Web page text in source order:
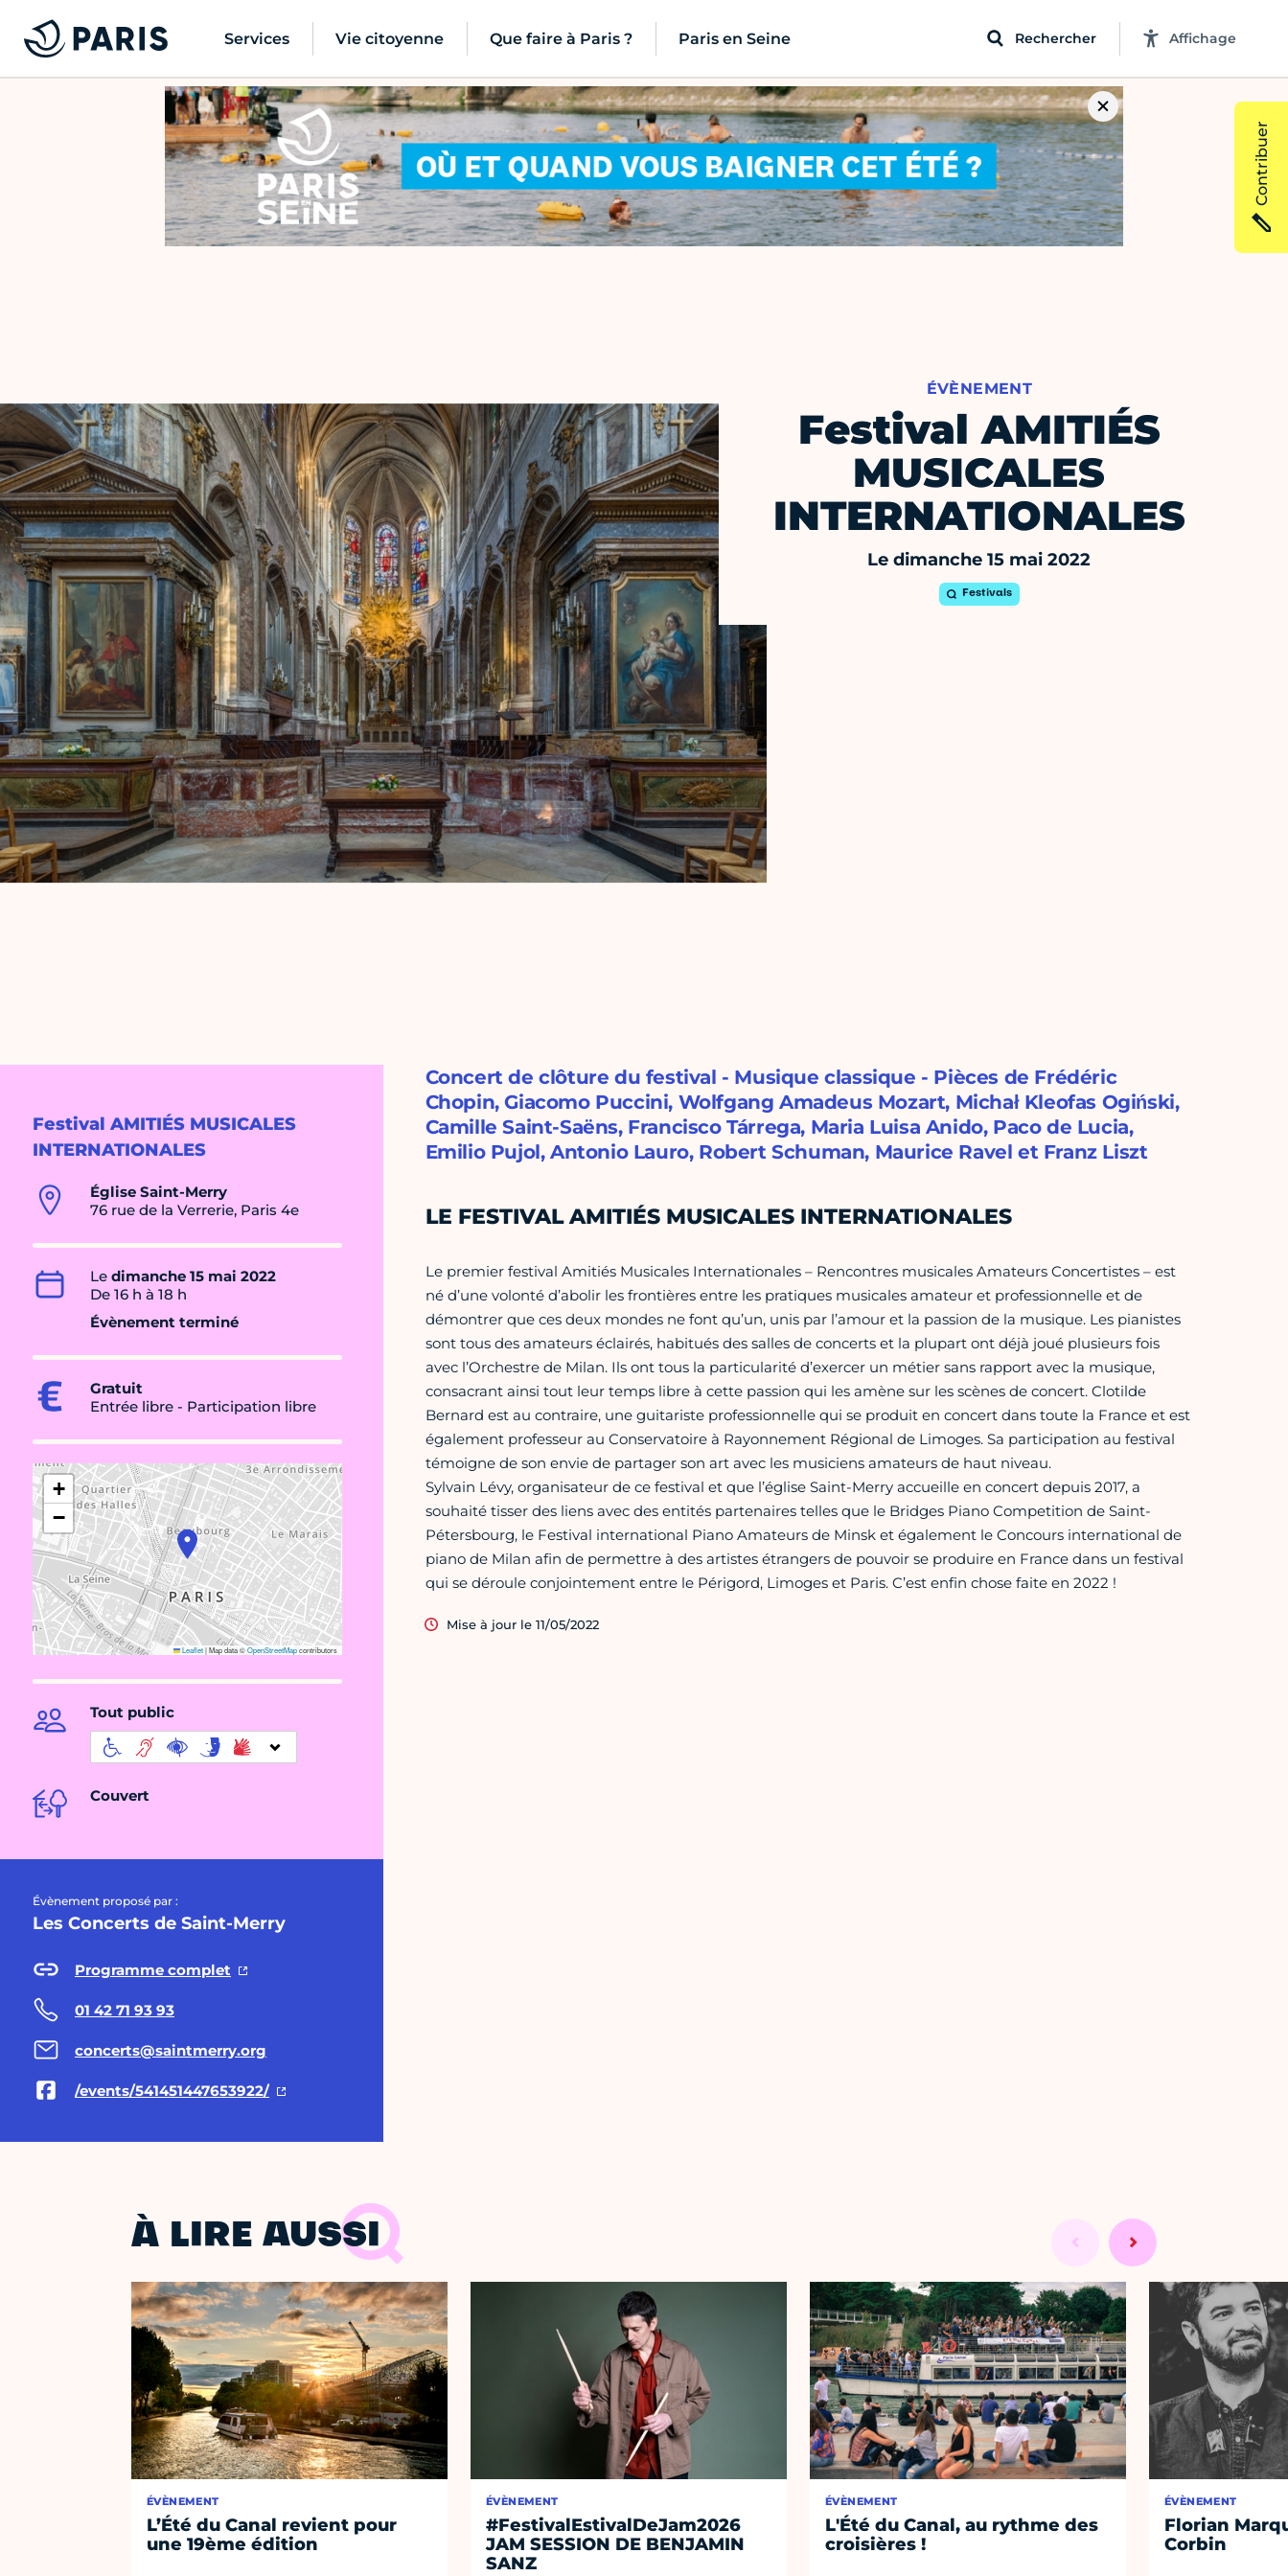
Services Vie citoyenne Que faire à Paris ? Paris en Seine Rechercher Affichage
ÉVÈNEMENT
Festival AMITIÉS
MUSICALES
INTERNATIONALES
Le dimanche 15 mai 2022
Festivals
Festival AMITIÉS MUSICALES
INTERNATIONALES
Église Saint-Merry
76 rue de la Verrerie, Paris 4e
Le dimanche 15 mai 2022
De 16 h à 18 h
Évènement terminé
Gratuit
Entrée libre - Participation libre
+
−
Leaflet|Map data ©OpenStreetMapcontributors
Tout public
Couvert
Évènement proposé par :
Les Concerts de Saint-Merry
Programme complet
01 42 71 93 93
concerts@saintmerry.org
/events/541451447653922/
Concert de clôture du festival - Musique classique - Pièces de Frédéric
Chopin, Giacomo Puccini, Wolfgang Amadeus Mozart, Michał Kleofas Ogiński,
Camille Saint-Saëns, Francisco Tárrega, Maria Luisa Anido, Paco de Lucia,
Emilio Pujol, Antonio Lauro, Robert Schuman, Maurice Ravel et Franz Liszt
LE FESTIVAL AMITIÉS MUSICALES INTERNATIONALES
Le premier festival Amitiés Musicales Internationales – Rencontres musicales Amateurs Concertistes – est
né d’une volonté d’abolir les frontières entre les pratiques musicales amateur et professionnelle et de
démontrer que ces deux mondes ne font qu’un, unis par l’amour et la passion de la musique. Les pianistes
sont tous des amateurs éclairés, habitués des salles de concerts et la plupart ont déjà joué plusieurs fois
avec l’Orchestre de Milan. Ils ont tous la particularité d’exercer un métier sans rapport avec la musique,
consacrant ainsi tout leur temps libre à cette passion qui les amène sur les scènes de concert. Clotilde
Bernard est au contraire, une guitariste professionnelle qui se produit en concert dans toute la France et est
également professeur au Conservatoire à Rayonnement Régional de Limoges. Sa participation au festival
témoigne de son envie de partager son art avec les musiciens amateurs de haut niveau.
Sylvain Lévy, organisateur de ce festival et que l’église Saint-Merry accueille en concert depuis 2017, a
souhaité tisser des liens avec des entités partenaires telles que le Bridges Piano Competition de Saint-
Pétersbourg, le Festival international Piano Amateurs de Minsk et également le Concours international de
piano de Milan afin de permettre à des artistes étrangers de pouvoir se produire en France dans un festival
qui se déroule conjointement entre le Périgord, Limoges et Paris. C’est enfin chose faite en 2022 !
Mise à jour le 11/05/2022
À LIRE AUSSI
ÉVÈNEMENT
L’Été du Canal revient pour
une 19ème édition
ÉVÈNEMENT
#FestivalEstivalDeJam2026
JAM SESSION DE BENJAMIN
SANZ
ÉVÈNEMENT
L'Été du Canal, au rythme des
croisières !
ÉVÈNEMENT
Florian
Corbin
Contribuer